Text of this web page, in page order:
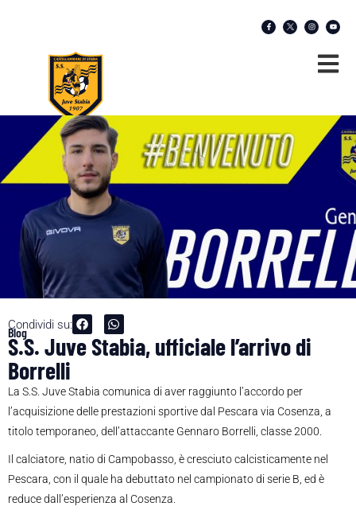
Condividi su:
Blog
S.S. Juve Stabia, ufficiale l’arrivo di
Borrelli
La S.S. Juve Stabia comunica di aver raggiunto l’accordo per
l’acquisizione delle prestazioni sportive dal Pescara via Cosenza, a
titolo temporaneo, dell’attaccante Gennaro Borrelli, classe 2000.
Il calciatore, natio di Campobasso, è cresciuto calcisticamente nel
Pescara, con il quale ha debuttato nel campionato di serie B, ed è
reduce dall’esperienza al Cosenza.